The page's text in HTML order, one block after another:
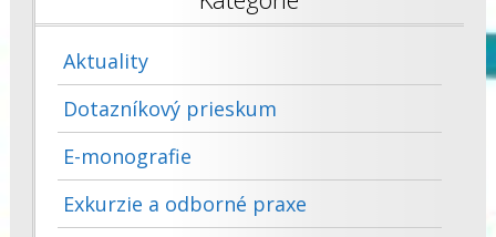
Aktuality
Dotazníkový prieskum
E-monografie
Exkurzie a odborné praxe